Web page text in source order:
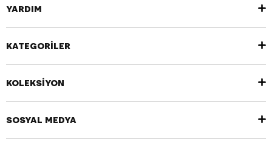
YARDIM
KATEGORİLER
KOLEKSİYON
SOSYAL MEDYA